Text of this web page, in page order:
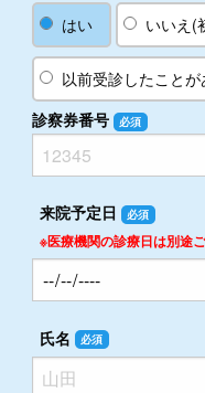
はい いいえ(
以前受診したこと
診察券番号
必須
来院予定日 必須
※医療機関の診療日は別途
氏名 必須